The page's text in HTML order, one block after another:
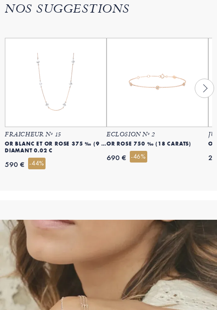
NOS SUGGESTIONS
FRAICHEUR Nº 15
OR BLANC ET OR ROSE 375 ‰ (9 CARATS)
DIAMANT 0.02 C
590 € -44%
ECLOSION Nº 2
OR ROSE 750 ‰ (18 CARATS)
690 € -46%